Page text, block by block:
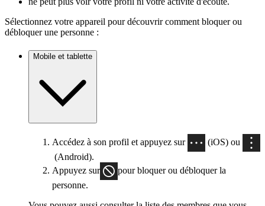
Sélectionnez votre appareil pour découvrir comment bloquer ou
débloquer une personne :
Mobile et tablette
Accédez à son profil et appuyez sur
(iOS) ou
(Android).
Appuyez sur
pour bloquer ou débloquer la
personne.